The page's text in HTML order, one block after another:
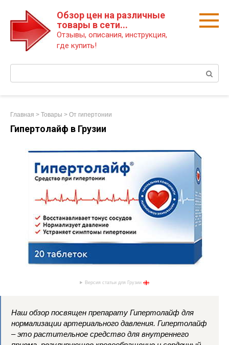
Обзор цен на различные
товары в сети...
Отзывы, описания, инструкция,
где купить!
Главная > Товары > От гипертонии
Гипертолайф в Грузии
Версия статьи для Грузии
Наш обзор посвящен препарату Гипертолайф для
нормализации артериального давления. Гипертолайф
– это растительное средство для внутреннего